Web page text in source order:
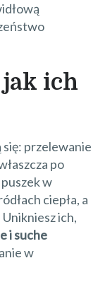
jak ich
się: przelewanie
po
w
ciepła, a
ich,
i suche
w